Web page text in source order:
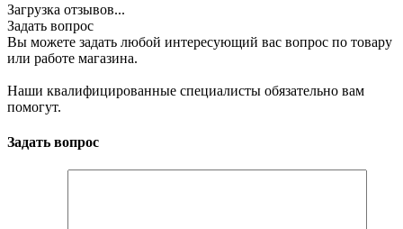
Загрузка отзывов...
Задать вопрос
Вы можете задать любой интересующий вас вопрос по товару
или работе магазина.
Наши квалифицированные специалисты обязательно вам
помогут.
Задать вопрос